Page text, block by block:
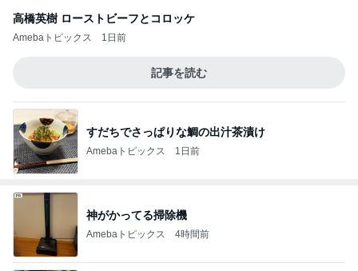
高橋英樹 ローストビーフとコロッケ
Amebaトピックス 1日前
記事を読む
すだちでさっぱりな鯛の出汁茶漬け
Amebaトピックス 1日前
神がかってる掃除機
Amebaトピックス 4時間前